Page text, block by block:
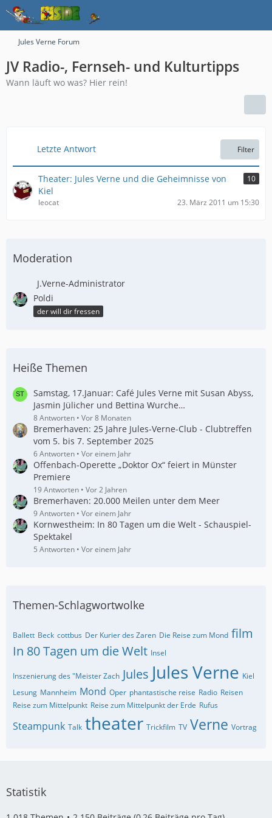
Jules Verne Forum
JV Radio-, Fernseh- und Kulturtipps
Wann läuft wo was? Hier rein!
Letzte Antwort Filter
Theater: Jules Verne und die Geheimnisse von
Kiel
10
leocat 23. März 2011 um 15:30
Moderation
J.Verne-Administrator
Poldi
der will dir fressen
Heiße Themen
Samstag, 17.Januar: Café Jules Verne mit Susan Abyss,
Jasmin Jülicher und Bettina Wurche…
8 Antworten Vor 8 Monaten
Bremerhaven: 25 Jahre Jules-Verne-Club - Clubtreffen
vom 5. bis 7. September 2025
6 Antworten Vor einem Jahr
Offenbach-Operette „Doktor Ox“ feiert in Münster
Premiere
19 Antworten Vor 2 Jahren
Bremerhaven: 20.000 Meilen unter dem Meer
9 Antworten Vor einem Jahr
Kornwestheim: In 80 Tagen um die Welt - Schauspiel-
Spektakel
5 Antworten Vor einem Jahr
Themen-Schlagwortwolke
Ballett Beck cottbus Der Kurier des Zaren Die Reise zum Mond film
In 80 Tagen um die Welt Insel
Inszenierung des "Meister Zach Jules Jules Verne Kiel
Lesung Mannheim Mond Oper phantastische reise Radio Reisen
Reise zum Mittelpunkt Reise zum Mittelpunkt der Erde Rufus
Steampunk Talk theater Trickfilm TV Verne Vortrag
Statistik